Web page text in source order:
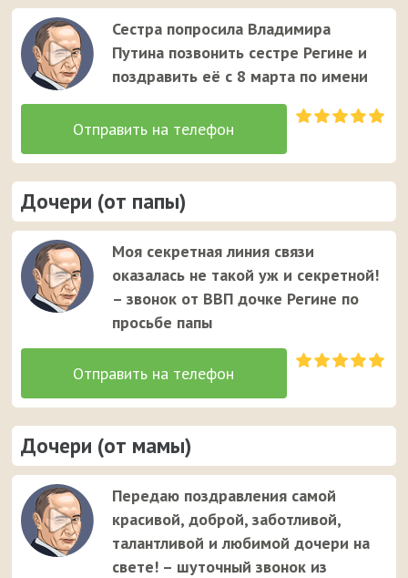
Сестра попросила Владимира
Путина позвонить сестре Регине и
поздравить её с 8 марта по имени
Дочери (от папы)
Моя секретная линия связи
оказалась не такой уж и секретной!
– звонок от ВВП дочке Регине по
просьбе папы
Дочери (от мамы)
Передаю поздравления самой
красивой, доброй, заботливой,
талантливой и любимой дочери на
свете! – шуточный звонок из